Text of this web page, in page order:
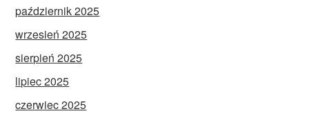
październik 2025
wrzesień 2025
sierpień 2025
lipiec 2025
czerwiec 2025